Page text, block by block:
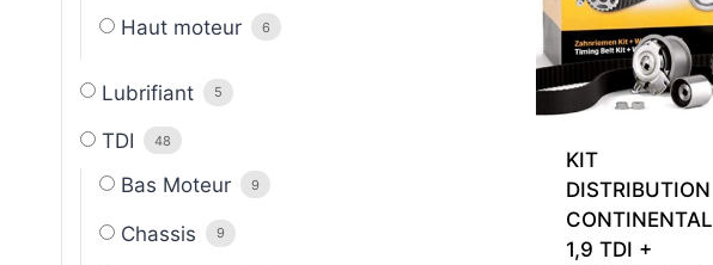
KIT
DISTRIBUTION
CONTINENTAL
1,9 TDI +
Haut moteur 6
Lubrifiant 5
TDI 48
Bas Moteur 9
Chassis 9